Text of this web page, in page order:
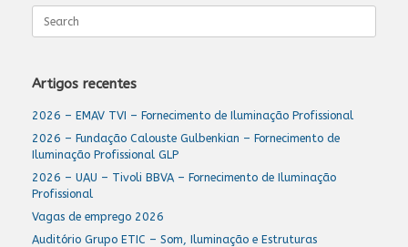
Search
for:
Artigos recentes
2026 – EMAV TVI – Fornecimento de Iluminação Profissional
2026 – Fundação Calouste Gulbenkian – Fornecimento de
Iluminação Profissional GLP
2026 – UAU – Tivoli BBVA – Fornecimento de Iluminação
Profissional
Vagas de emprego 2026
Auditório Grupo ETIC – Som, Iluminação e Estruturas